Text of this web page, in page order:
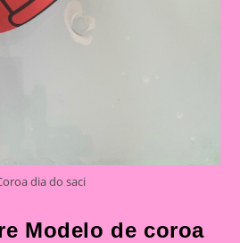
dia do saci
Modelo de coroa